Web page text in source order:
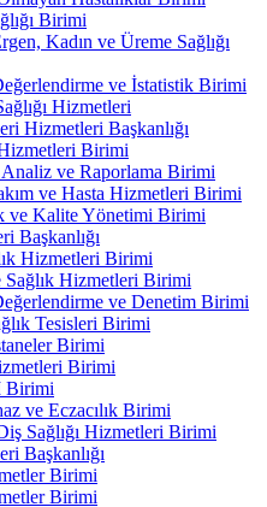
Birimi
Kadın ve Üreme Sağlığı
ve İstatistik Birimi
Hizmetleri
Hizmetleri Başkanlığı
Birimi
ve Raporlama Birimi
ve Hasta Hizmetleri Birimi
ve Kalite Yönetimi Birimi
Başkanlığı
Hizmetleri Birimi
Sağlık Hizmetleri Birimi
ve Denetim Birimi
Tesisleri Birimi
Birimi
Birimi
Birimi
ve Eczacılık Birimi
Sağlığı Hizmetleri Birimi
Başkanlığı
Birimi
Birimi